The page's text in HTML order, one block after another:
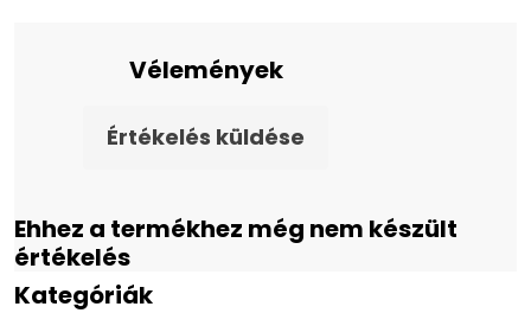
Vélemények
Értékelés küldése
Ehhez a termékhez még nem készült
értékelés
Kategóriák